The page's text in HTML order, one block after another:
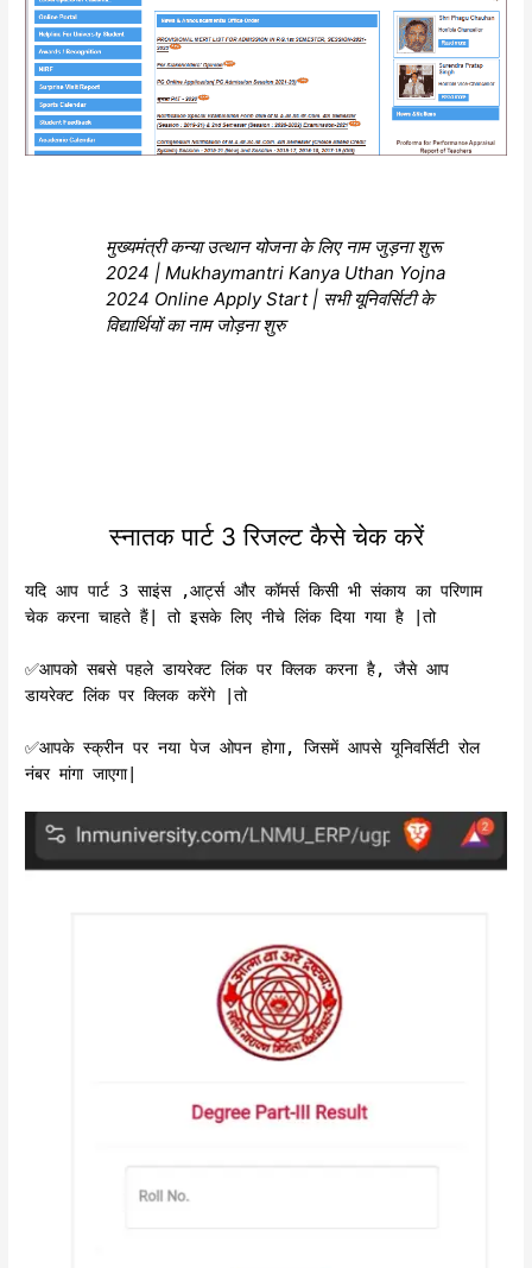
मुख्यमंत्री कन्या उत्थान योजना के लिए नाम जुड़ना शुरू
2024 | Mukhaymantri Kanya Uthan Yojna
2024 Online Apply Start | सभी यूनिवर्सिटी के
विद्यार्थियों का नाम जोड़ना शुरु
स्नातक पार्ट 3 रिजल्ट कैसे चेक करें
यदि आप पार्ट 3 साइंस ,आर्ट्स और कॉमर्स किसी भी संकाय का परिणाम
चेक करना चाहते हैं| तो इसके लिए नीचे लिंक दिया गया है |तो
✅️आपको सबसे पहले डायरेक्ट लिंक पर क्लिक करना है, जैसे आप
डायरेक्ट लिंक पर क्लिक करेंगे |तो
✅️आपके स्क्रीन पर नया पेज ओपन होगा, जिसमें आपसे यूनिवर्सिटी रोल
नंबर मांगा जाएगा|